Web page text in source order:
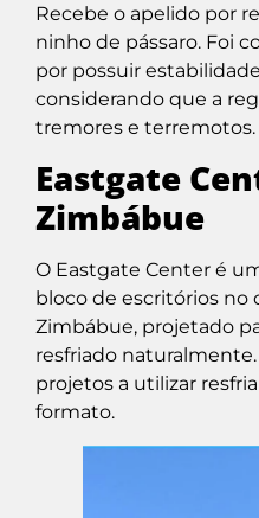
Recebe o apelido por
ninho de pássaro. Foi
por possuir
considerando que a
tremores e terremotos.
Eastgate
Zimbábue
O Eastgate Center é
bloco de escritórios no
Zimbábue, projetado
resfriado
projetos a utilizar
formato.